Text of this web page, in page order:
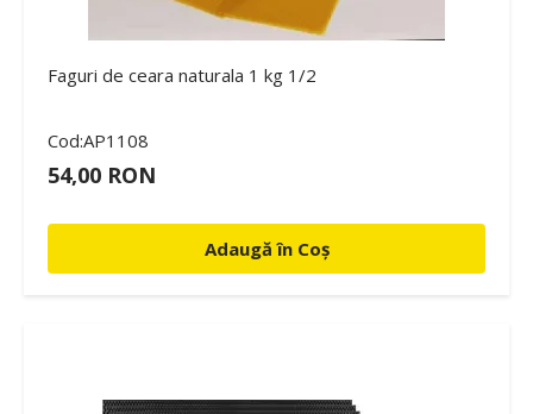
Faguri de ceara naturala 1 kg 1/2
Cod:AP1108
54,00 RON
Adaugă în Coș